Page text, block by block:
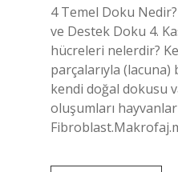
4 Temel Doku
ve Destek Doku 4.
hücreleri nelerdir?
parçalarıyla
kendi doğal dokusu
oluşumları